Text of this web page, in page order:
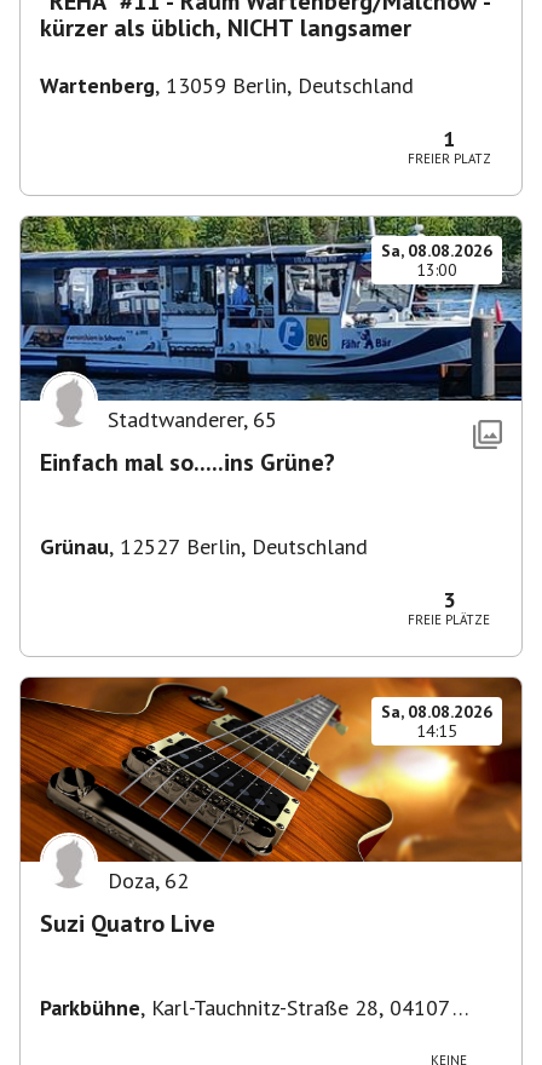
kürzer als üblich, NICHT langsamer
Wartenberg, 13059 Berlin, Deutschland
1
FREIER PLATZ
Sa, 08.08.2026
13:00
Stadtwanderer, 65
Einfach mal so.....ins Grüne?
Grünau, 12527 Berlin, Deutschland
3
FREIE PLÄTZE
Sa, 08.08.2026
14:15
Doza, 62
Suzi Quatro Live
Parkbühne, Karl-Tauchnitz-Straße 28, 04107
KEINE